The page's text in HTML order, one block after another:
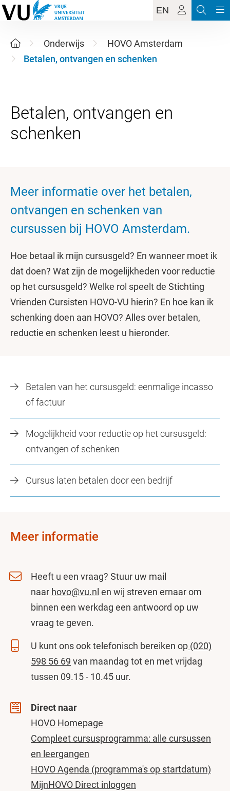
EN
Onderwijs
HOVO Amsterdam
Betalen, ontvangen en schenken
Betalen, ontvangen en
Meer informatie over het betalen,
ontvangen en schenken van
cursussen bij HOVO Amsterdam.
Hoe betaal ik mijn cursusgeld? En wanneer moet ik
dat doen? Wat zijn de mogelijkheden voor reductie
op het cursusgeld? Welke rol speelt de Stichting
Vrienden Cursisten HOVO-VU hierin? En hoe kan ik
schenking doen aan HOVO? Alles over betalen,
reductie en schenken leest u hieronder.
Betalen van het cursusgeld: eenmalige incasso
of factuur
Mogelijkheid voor reductie op het cursusgeld:
ontvangen of schenken
Cursus laten betalen door een bedrijf
Meer informatie
Heeft u een vraag? Stuur uw mail
naar hovo@vu.nl en wij streven ernaar om
binnen een werkdag een antwoord op uw
vraag te geven.
U kunt ons ook telefonisch bereiken op (020)
598 56 69 van maandag tot en met vrijdag
tussen 09.15 - 10.45 uur.
Direct naar
HOVO Homepage
Compleet cursusprogramma: alle cursussen
en leergangen
HOVO Agenda (programma's op startdatum)
MijnHOVO Direct inloggen